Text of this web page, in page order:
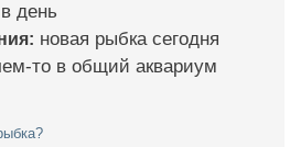
день
новая рыбка сегодня
то в общий аквариум